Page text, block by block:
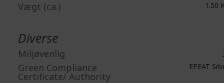
Vægt (ca.) 1.50
Diverse
Miljøvenlig
Green Compliance
Certificate/ Authority
EPEAT